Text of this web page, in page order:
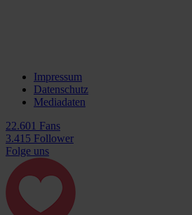
Impressum
Datenschutz
Mediadaten
22.601 Fans
3.415 Follower
Folge uns